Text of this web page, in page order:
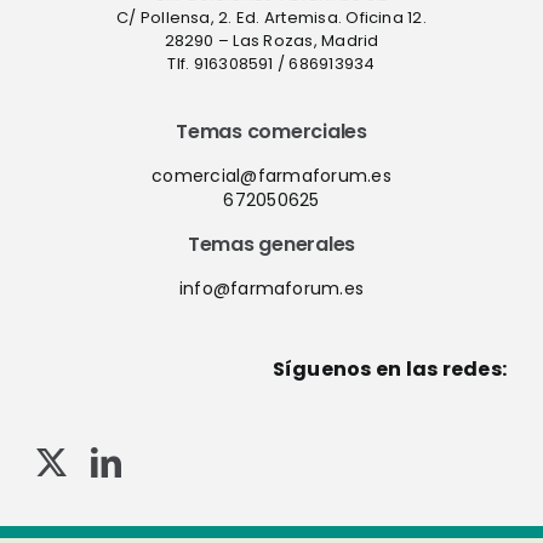
C/ Pollensa, 2. Ed. Artemisa. Oficina 12.
28290 – Las Rozas, Madrid
Tlf. 916308591 / 686913934
Temas comerciales
comercial@farmaforum.es
672050625
Temas generales
info@farmaforum.es
Síguenos en las redes: